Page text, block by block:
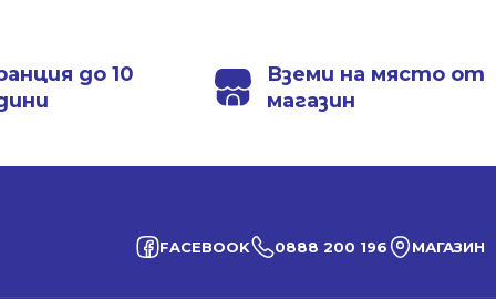
до 10
Вземи на място от
магазин
FACEBOOK 0888 200 196 МАГАЗИН